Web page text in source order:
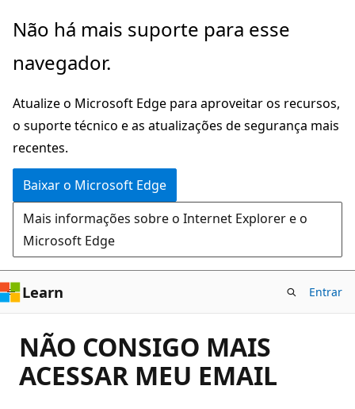
Pular
o
principal
Não há mais suporte para esse
navegador.
Atualize o Microsoft Edge para aproveitar os recursos,
o suporte técnico e as atualizações de segurança mais
recentes.
Baixar o Microsoft Edge
Mais informações sobre o Internet Explorer e o
Microsoft Edge
Learn Entrar
NÃO CONSIGO MAIS
ACESSAR MEU EMAIL